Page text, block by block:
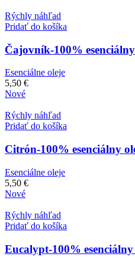
Rýchly náhľad
Pridať do košíka
Čajovník-100%
Esenciálne oleje
5,50 €
Nové
Rýchly náhľad
Pridať do košíka
Citrón-100% esenciálny
Esenciálne oleje
5,50 €
Nové
Rýchly náhľad
Pridať do košíka
Eucalypt-100%